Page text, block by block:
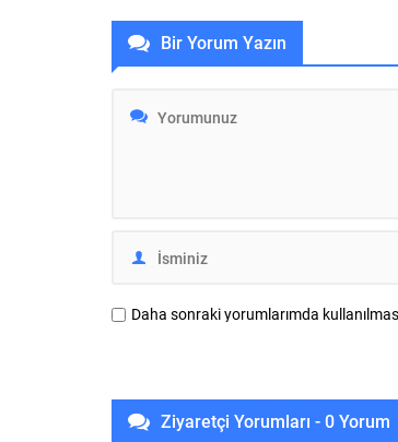
kuruyor. Bursa’da kurulan tesiste yılda
yaklaşık 100 bin adet ısı pompası
üretilecek. EHPA (Europian Heat Pump...
Bir Yorum Yazın
Daha sonraki yorumlarımda
Ziyaretçi Yorumları - 0 Yorum